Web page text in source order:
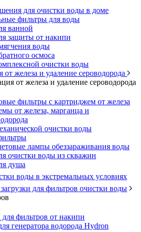
для очистки воды в доме
фильтры для воды
ванной
защиты от накипи
воды
осмоса
очистки воды
от железа и удаление сероводорода
от железа и удаление сероводорода
фильтры с картриджем от железа
от железа, марганца и
очистки воды
лампы обеззараживания воды
очистки воды из скважин
душа
воды в экстремальных условиях
для фильтров очистки воды
фильтров от накипи
генератора водорода Hydron